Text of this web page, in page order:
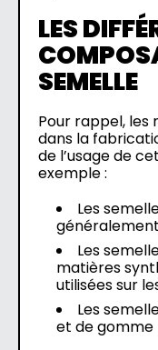
LES
SEMELLE
Pour rappel, les
dans la
de l’usage de
exemple :
Les
Les
matières
utilisées sur
Les
et de